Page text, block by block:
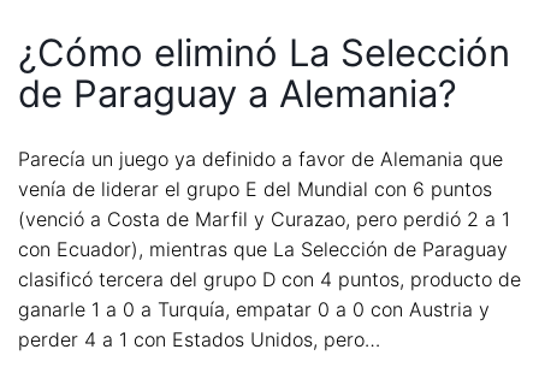
¿Cómo eliminó La Selección
de Paraguay a Alemania?
Parecía un juego ya definido a favor de Alemania que
venía de liderar el grupo E del Mundial con 6 puntos
(venció a Costa de Marfil y Curazao, pero perdió 2 a 1
con Ecuador), mientras que La Selección de Paraguay
clasificó tercera del grupo D con 4 puntos, producto de
ganarle 1 a 0 a Turquía, empatar 0 a 0 con Austria y
perder 4 a 1 con Estados Unidos, pero…